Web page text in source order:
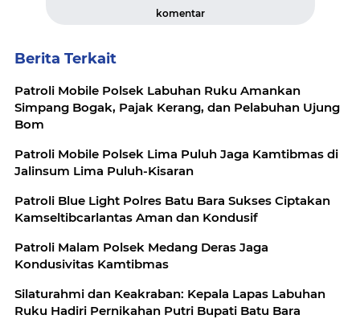
komentar
Berita Terkait
Patroli Mobile Polsek Labuhan Ruku Amankan
Simpang Bogak, Pajak Kerang, dan Pelabuhan Ujung
Bom
Patroli Mobile Polsek Lima Puluh Jaga Kamtibmas di
Jalinsum Lima Puluh-Kisaran
Patroli Blue Light Polres Batu Bara Sukses Ciptakan
Kamseltibcarlantas Aman dan Kondusif
Patroli Malam Polsek Medang Deras Jaga
Kondusivitas Kamtibmas
Silaturahmi dan Keakraban: Kepala Lapas Labuhan
Ruku Hadiri Pernikahan Putri Bupati Batu Bara